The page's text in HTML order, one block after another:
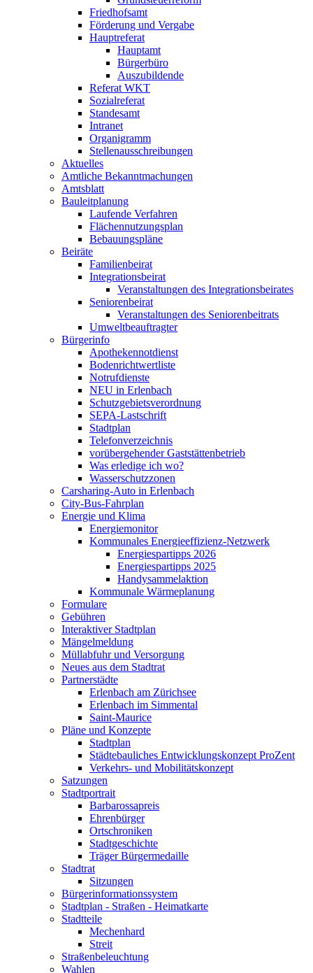
Friedhofsamt
Förderung und Vergabe
Hauptreferat
Hauptamt
Bürgerbüro
Auszubildende
Referat WKT
Sozialreferat
Standesamt
Intranet
Organigramm
Stellenausschreibungen
Aktuelles
Amtliche Bekanntmachungen
Amtsblatt
Bauleitplanung
Laufende Verfahren
Flächennutzungsplan
Bebauungspläne
Beiräte
Familienbeirat
Integrationsbeirat
Veranstaltungen des Integrationsbeirates
Seniorenbeirat
Veranstaltungen des Seniorenbeitrats
Umweltbeauftragter
Bürgerinfo
Apothekennotdienst
Bodenrichtwertliste
Notrufdienste
NEU in Erlenbach
Schutzgebietsverordnung
SEPA-Lastschrift
Stadtplan
Telefonverzeichnis
vorübergehender Gaststättenbetrieb
Was erledige ich wo?
Wasserschutzzonen
Carsharing-Auto in Erlenbach
City-Bus-Fahrplan
Energie und Klima
Energiemonitor
Kommunales Energieeffizienz-Netzwerk
Energiespartipps 2026
Energiespartipps 2025
Handysammelaktion
Kommunale Wärmeplanung
Formulare
Gebühren
Interaktiver Stadtplan
Mängelmeldung
Müllabfuhr und Versorgung
Neues aus dem Stadtrat
Partnerstädte
Erlenbach am Zürichsee
Erlenbach im Simmental
Saint-Maurice
Pläne und Konzepte
Stadtplan
Städtebauliches Entwicklungskonzept ProZent
Verkehrs- und Mobilitätskonzept
Satzungen
Stadtportrait
Barbarossapreis
Ehrenbürger
Ortschroniken
Stadtgeschichte
Träger Bürgermedaille
Stadtrat
Sitzungen
Bürgerinformationssystem
Stadtplan - Straßen - Heimatkarte
Stadtteile
Mechenhard
Streit
Straßenbeleuchtung
Wahlen